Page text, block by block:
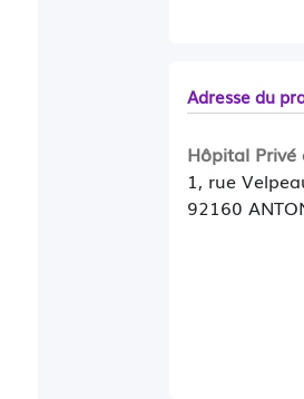
Adresse du
Hôpital
1, rue
92160